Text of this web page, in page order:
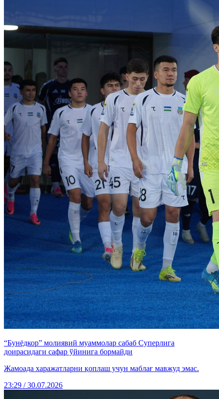
“Бунёдкор” молиявий муаммолар сабаб Суперлига
доирасидаги сафар ўйинига бормайди
Жамоада харажатларни қоплаш учун маблағ мавжуд эмас.
23:29 / 30.07.2026